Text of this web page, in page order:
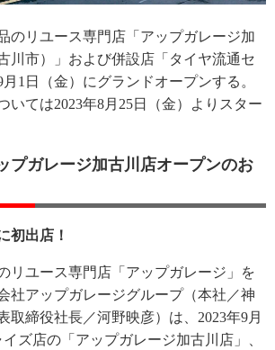
のリユース専門店「アップガレージ加
川市）」および併設店「タイヤ流通セ
1日（金）にグランドオープンする。
いては2023年8月25日（金）よりスター
プガレージ加古川店オープンのお
初出店！
リユース専門店「アップガレージ」を
社アップガレージグループ（本社／神
取締役社長／河野映彦）は、2023年9月
ズ店の「アップガレージ加古川店」、